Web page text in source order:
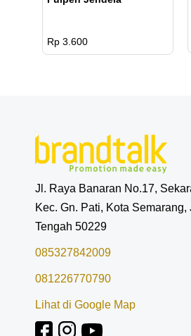
Rp 3.600
Jl. Raya Banaran No.17,
Kec. Gn. Pati, Kota Semarang,
Tengah 50229
085327842009
081226770790
Lihat di Google Map